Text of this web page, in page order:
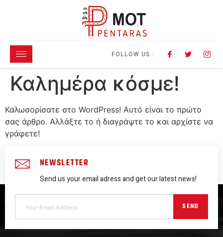
FOLLOW US :
Καλημέρα κόσμε!
Καλωσορίσατε στο WordPress! Αυτό είναι το πρώτο
σας άρθρο. Αλλάξτε το ή διαγράψτε το και αρχίστε να
γράφετε!
NEWSLETTER
Send us your email adress and get our latest news!
SEND